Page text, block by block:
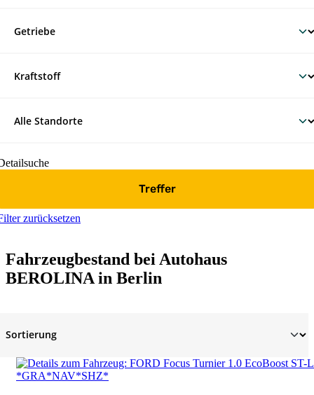
Treffer
zurücksetzen
Fahrzeugbestand bei Autohaus
BEROLINA in Berlin